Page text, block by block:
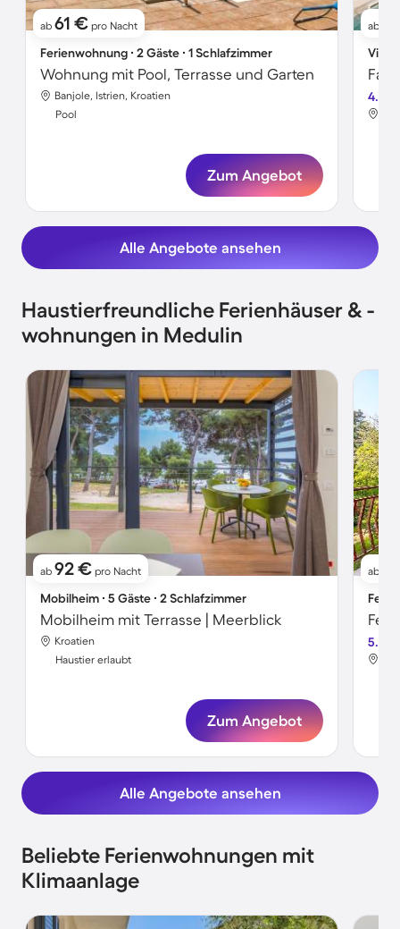
ab 61 € pro Nacht
Ferienwohnung ∙ 2 Gäste ∙ 1 Schlafzimmer
Wohnung mit Pool, Terrasse und Garten
Banjole, Istrien, Kroatien
Pool
Zum Angebot
ab
Villa
4.4
Alle Angebote ansehen
Haustierfreundliche Ferienhäuser & -
wohnungen in Medulin
ab 92 € pro Nacht
Mobilheim ∙ 5 Gäste ∙ 2 Schlafzimmer
Mobilheim mit Terrasse | Meerblick
Kroatien
Haustier erlaubt
Zum Angebot
ab
5.0
Alle Angebote ansehen
Beliebte Ferienwohnungen mit
Klimaanlage